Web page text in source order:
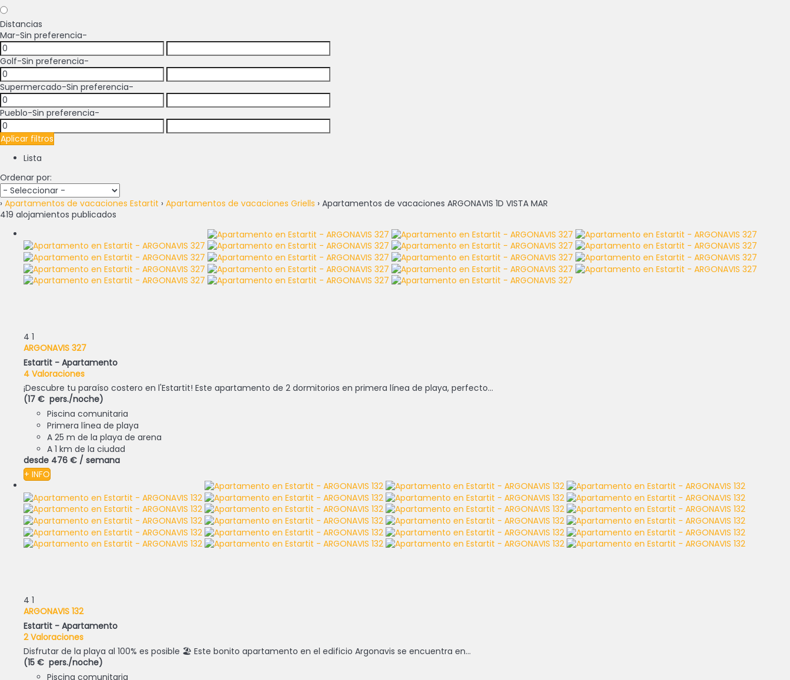
Distancias
Mar-Sin preferencia-
Golf-Sin preferencia-
Supermercado-Sin preferencia-
Pueblo-Sin preferencia-
Aplicar filtros
Lista
Ordenar por:
› Apartamentos de vacaciones Estartit › Apartamentos de vacaciones Griells › Apartamentos de vacaciones ARGONAVIS 1D VISTA MAR
419 alojamientos publicados
4 1
ARGONAVIS 327
Estartit - Apartamento
4 Valoraciones
¡Descubre tu paraíso costero en l'Estartit! Este apartamento de 2 dormitorios en primera línea de playa, perfecto...
(17 € pers./noche)
Piscina comunitaria
Primera línea de playa
A 25 m de la playa de arena
A 1 km de la ciudad
desde 476 € / semana
+ INFO
4 1
ARGONAVIS 132
Estartit - Apartamento
2 Valoraciones
Disfrutar de la playa al 100% es posible 🏖 Este bonito apartamento en el edificio Argonavis se encuentra en...
(15 € pers./noche)
Piscina comunitaria